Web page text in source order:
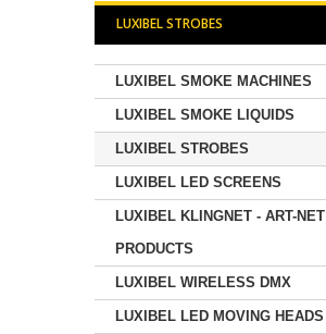
LUXIBEL STROBES
LUXIBEL SMOKE MACHINES
LUXIBEL SMOKE LIQUIDS
LUXIBEL STROBES
LUXIBEL LED SCREENS
LUXIBEL KLINGNET - ART-NET
PRODUCTS
LUXIBEL WIRELESS DMX
LUXIBEL LED MOVING HEADS